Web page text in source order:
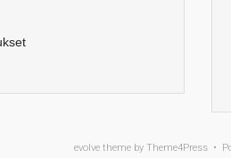
evolve theme by Theme4Press •